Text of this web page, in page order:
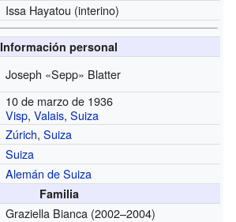
Issa Hayatou (interino)
Información personal
Joseph «Sepp» Blatter
10 de marzo de 1936
Visp,Valais,Suiza
Zúrich,Suiza
Suiza
Alemán de Suiza
Familia
Graziella Bianca (2002–2004)